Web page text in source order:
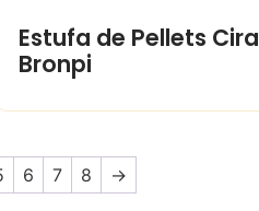
Estufa de Pellets Cira
Bronpi
6 7 8 →